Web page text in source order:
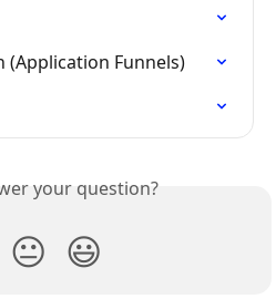
(Application Funnels)
your question?
😐 😃